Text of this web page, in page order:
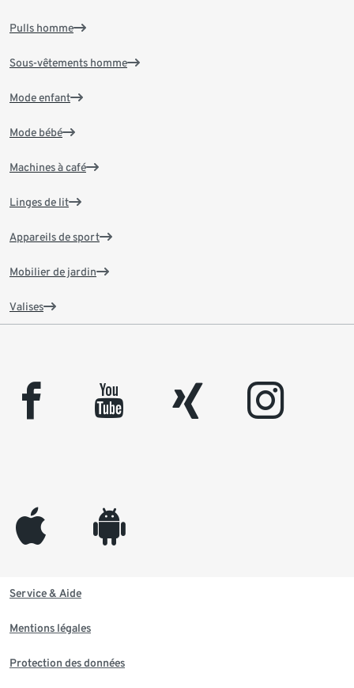
Pulls homme
Sous-vêtements homme
Mode enfant
Mode bébé
Machines à café
Linges de lit
Appareils de sport
Mobilier de jardin
Valises
facebook youtube xing instagram
appleinc android
Service & Aide
Mentions légales
Protection des données